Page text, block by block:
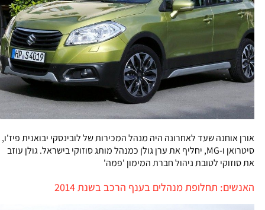
אורן אוחנה שעד לאחרונה היה מנהל המכירות של לובינסקי יבואנית פיז'ו,
סיטרואן ו-MG, יחליף את ערן גולן כמנהל מותג סוזוקי בישראל. גולן עוזב
את סוזוקי לטובת ניהול חברת המימון 'פמה'
האנשים: תחלופת מנהלים בענף הרכב בשנת 2014